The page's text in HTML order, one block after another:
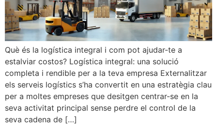
Què és la logística integral i com pot ajudar-te a
estalviar costos? Logística integral: una solució
completa i rendible per a la teva empresa Externalitzar
els serveis logístics s’ha convertit en una estratègia clau
per a moltes empreses que desitgen centrar-se en la
seva activitat principal sense perdre el control de la
seva cadena de […]